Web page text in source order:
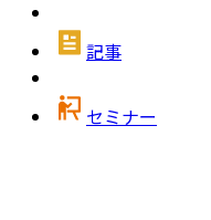
記事
セミナー